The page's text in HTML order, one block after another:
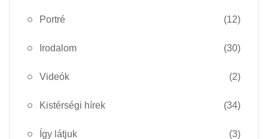
Portré (12)
Irodalom (30)
Videók (2)
Kistérségi hírek (34)
Így látjuk (3)